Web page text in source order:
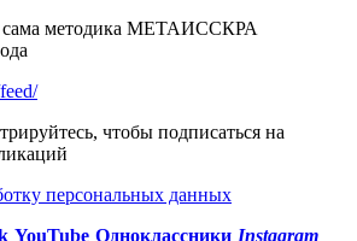
сама методика МЕТАИССКРА
чтобы подписаться на
персональных данных
YouTube Одноклассники Instagram